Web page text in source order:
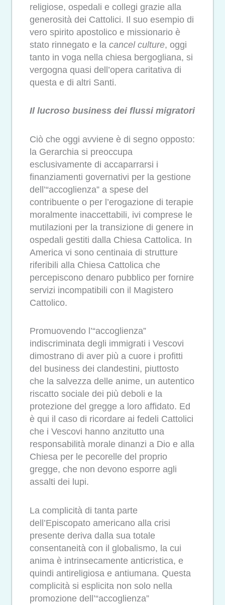
religiose, ospedali e collegi grazie alla
generosità dei Cattolici. Il suo esempio di
vero spirito apostolico e missionario è
stato rinnegato e la cancel culture, oggi
tanto in voga nella chiesa bergogliana, si
vergogna quasi dell’opera caritativa di
questa e di altri Santi.
Il lucroso business dei flussi migratori
Ciò che oggi avviene è di segno opposto:
la Gerarchia si preoccupa
esclusivamente di accaparrarsi i
finanziamenti governativi per la gestione
dell’“accoglienza” a spese del
contribuente o per l’erogazione di terapie
moralmente inaccettabili, ivi comprese le
mutilazioni per la transizione di genere in
ospedali gestiti dalla Chiesa Cattolica. In
America vi sono centinaia di strutture
riferibili alla Chiesa Cattolica che
percepiscono denaro pubblico per fornire
servizi incompatibili con il Magistero
Cattolico.
Promuovendo l’“accoglienza”
indiscriminata degli immigrati i Vescovi
dimostrano di aver più a cuore i profitti
del business dei clandestini, piuttosto
che la salvezza delle anime, un autentico
riscatto sociale dei più deboli e la
protezione del gregge a loro affidato. Ed
è qui il caso di ricordare ai fedeli Cattolici
che i Vescovi hanno anzitutto una
responsabilità morale dinanzi a Dio e alla
Chiesa per le pecorelle del proprio
gregge, che non devono esporre agli
assalti dei lupi.
La complicità di tanta parte
dell’Episcopato americano alla crisi
presente deriva dalla sua totale
consentaneità con il globalismo, la cui
anima è intrinsecamente anticristica, e
quindi antireligiosa e antiumana. Questa
complicità si esplicita non solo nella
promozione dell’“accoglienza”